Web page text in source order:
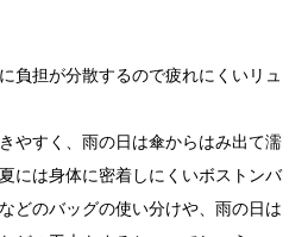
負担が分散するので疲れにくいリュ
やすく、雨の日は傘からはみ出て濡
には身体に密着しにくいボストンバ
どのバッグの使い分けや、雨の日は